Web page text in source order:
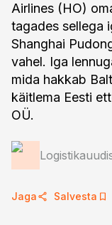
Airlines (HO)
tagades sellega
Shanghai
vahel. Iga
mida hakkab
käitlema Eesti
OÜ.
Jaga Salvesta